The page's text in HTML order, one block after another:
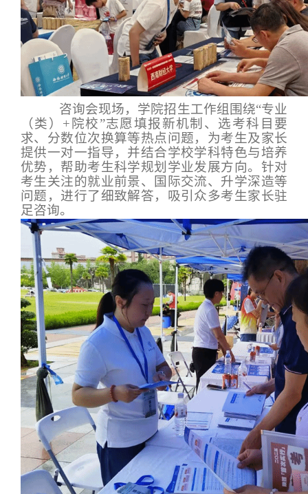
咨询会现场，学院招生工作组围绕“专业
（类） + 院校”志愿填报新机制、选考科目要
求、分数位次换算等热点问题，为考生及家长
提供一对一指导，并结合学校学科特色与培养
优势，帮助考生科学规划学业发展方向。针对
考生关注的就业前景、国际交流、升学深造等
问题，进行了细致解答，吸引众多考生家长驻
足咨询。